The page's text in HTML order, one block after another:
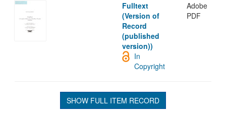
Fulltext
(Version of
Record
(published
version))
Adobe
PDF
In
Copyright
SHOW FULL ITEM RECORD